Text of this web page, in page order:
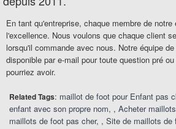
En tant qu'entreprise, chaque membre de
l'excellence. Nous voulons que chaque client
lorsqu'il commande avec nous. Notre équipe
disponible par e-mail pour toute question pré
pourriez avoir.
Related Tags: maillot de foot pour Enfant pas
enfant avec son propre nom , Acheter
maillots de foot pas cher , Site de maillots de